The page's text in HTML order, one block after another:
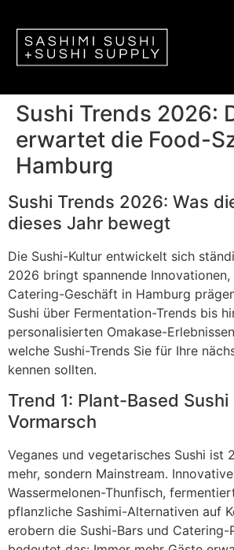
Sushi Trends 2026:
erwartet die Food-
Hamburg
Sushi Trends 2026: Was
dieses Jahr bewegt
Die Sushi-Kultur entwickelt sich
2026 bringt spannende
Catering-Geschäft in Hamburg
Sushi über Fermentation-Trends bis
personalisierten Omakase-
welche Sushi-Trends Sie für Ihre
kennen sollten.
Trend 1: Plant-Based
Vormarsch
Veganes und vegetarisches Sushi ist
mehr, sondern Mainstream.
Wassermelonen-Thunfisch,
pflanzliche Sashimi-Alternativen auf
erobern die Sushi-Bars und Catering-